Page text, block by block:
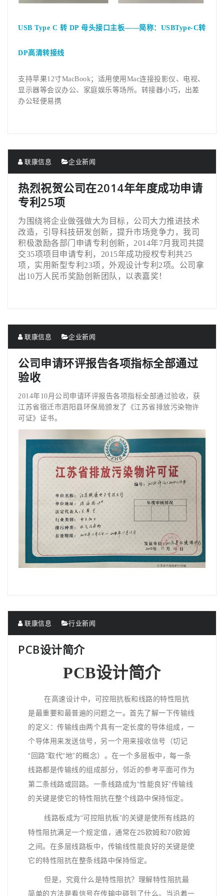
USB Type C 转 DP 母头接口主板——简称：USBType-C转
DP高清转接线
支持苹果12寸MacBook；适用使用Mac连接投影仪、电视、
显示器等会议办公、家庭娱乐等场所。转接器小巧，出差
办公轻便易携
联康信息 企业新闻
热烈祝贺公司在2014年年度成功申请
专利25项
为围绕将企业做强做大为目标，公司大力推进技术
改造，引导科技研发创新，提升市场竞争力，我司
积极激励各部门申请专利创新，2014年7月我司共提
交35项项目申请专利，2015年成功授权专利共25
项，实用新型专利23项，外观设计专利2项。公司拿
出10万人民币奖励创新团队，以表嘉奖！
联康信息 企业新闻
公司申请环评报告各项指标全部通过
验收
2014年10月公司申请环评报告各项指标全部通过验收，获
江苏省宿迁市泗阳县环保局颁发了《江苏省排放污染物许
可证》证书。
联康信息 行业新闻
PCB设计简介
PCB设计简介
在高速设计中，可控 阻抗板和线路的特性阻抗
是最重要和最普遍的问题之一。首先了解一下传输线
的定义：传输线由两个具有一定长度的 导体组成，一
个导体用来发送信号，另一个用来接收信号（切记
“ 回路”取代“地” 的概念）。在一个多层板中，每一条
线路都是传输线的组成部分，邻近的参考平面可作为
第二条线路或回路。一条线路成为“性能良好”传输线
的关键是使它的特性阻抗在整个线路中保持恒定。
线路板成为“可控阻抗板”的关键是使所有线路的
特性阻抗满足一个规定值，通常在 25 欧姆和70欧姆
之间。在多层线路板 中，传输线性能良好的关键是使
它的特性阻抗在整条线路中保持恒定。
但是，究竟什么是特性阻抗？理解特性阻抗最
简单的方法是看信号在传输中碰到了什么。当沿着一